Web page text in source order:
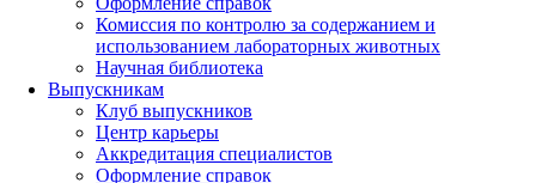
Комиссия по контролю за содержанием и
использованием лабораторных животных
Научная библиотека
Выпускникам
Клуб выпускников
Центр карьеры
Аккредитация специалистов
Оформление справок